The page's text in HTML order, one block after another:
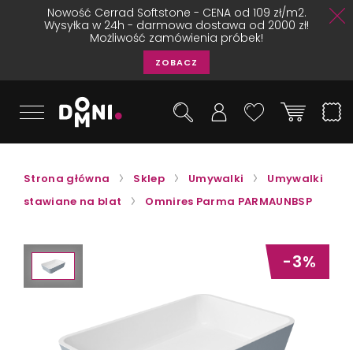
Nowość Cerrad Softstone - CENA od 109 zł/m2.
Wysyłka w 24h - darmowa dostawa od 2000 zł!
Możliwość zamówienia próbek!
ZOBACZ
Strona główna Sklep Umywalki
Umywalki
stawiane na blat
Omnires Parma PARMAUNBSP
-3%